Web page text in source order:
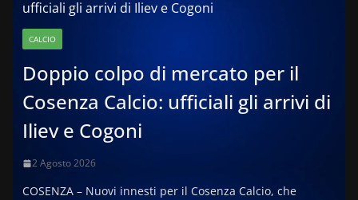
CALCIO
Doppio colpo di mercato per il
Cosenza Calcio: ufficiali gli arrivi di
Iliev e Cogoni
2 Agosto 2026
COSENZA – Nuovi innesti per il Cosenza Calcio, che